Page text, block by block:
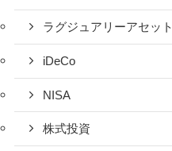
ラグジュアリーアセット
iDeCo
NISA
株式投資